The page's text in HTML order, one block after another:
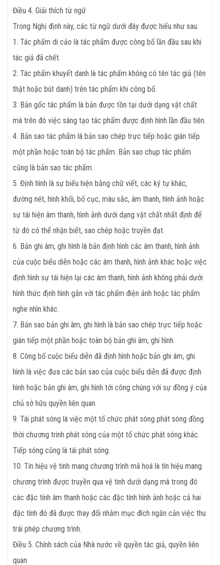
Điều 4. Giải thích từ ngữ
Trong Nghị định này, các từ ngữ dưới đây được hiểu như sau:
1. Tác phẩm di cảo là tác phẩm được công bố lần đầu sau khi
tác giả đã chết.
2. Tác phẩm khuyết danh là tác phẩm không có tên tác giả (tên
thật hoặc bút danh) trên tác phẩm khi công bố.
3. Bản gốc tác phẩm là bản được tồn tại dưới dạng vật chất
mà trên đó việc sáng tạo tác phẩm được định hình lần đầu tiên.
4. Bản sao tác phẩm là bản sao chép trực tiếp hoặc gián tiếp
một phần hoặc toàn bộ tác phẩm. Bản sao chụp tác phẩm
cũng là bản sao tác phẩm.
5. Định hình là sự biểu hiện bằng chữ viết, các ký tự khác,
đường nét, hình khối, bố cục, màu sắc, âm thanh, hình ảnh hoặc
sự tái hiện âm thanh, hình ảnh dưới dạng vật chất nhất định để
từ đó có thể nhận biết, sao chép hoặc truyền đạt.
6. Bản ghi âm, ghi hình là bản định hình các âm thanh, hình ảnh
của cuộc biểu diễn hoặc các âm thanh, hình ảnh khác hoặc việc
định hình sự tái hiện lại các âm thanh, hình ảnh không phải dưới
hình thức định hình gắn với tác phẩm điện ảnh hoặc tác phẩm
nghe nhìn khác.
7. Bản sao bản ghi âm, ghi hình là bản sao chép trực tiếp hoặc
gián tiếp một phần hoặc toàn bộ bản ghi âm, ghi hình.
8. Công bố cuộc biểu diễn đã định hình hoặc bản ghi âm, ghi
hình là việc đưa các bản sao của cuộc biểu diễn đã được định
hình hoặc bản ghi âm, ghi hình tới công chúng với sự đồng ý của
chủ sở hữu quyền liên quan.
9. Tái phát sóng là việc một tổ chức phát sóng phát sóng đồng
thời chương trình phát sóng của một tổ chức phát sóng khác.
Tiếp sóng cũng là tái phát sóng.
10. Tín hiệu vệ tinh mang chương trình mã hoá là tín hiệu mang
chương trình được truyền qua vệ tinh dưới dạng mà trong đó
các đặc tính âm thanh hoặc các đặc tính hình ảnh hoặc cả hai
đặc tính đó đã được thay đổi nhằm mục đích ngăn cản việc thu
trái phép chương trình.
Điều 5. Chính sách của Nhà nước về quyền tác giả, quyền liên
quan